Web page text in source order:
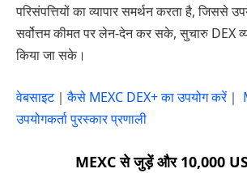
परिसंपत्तियों का व्यापार समर्थन करता है, जिससे
सर्वोत्तम कीमत पर लेन-देन कर सके, सुचारु DEX
किया जा सके।
वेबसाइट｜कैसे MEXC DEX+ का उपयोग करें｜
उपयोगकर्ता पुरस्कार प्रणाली
MEXC से जुड़ें और 10,000